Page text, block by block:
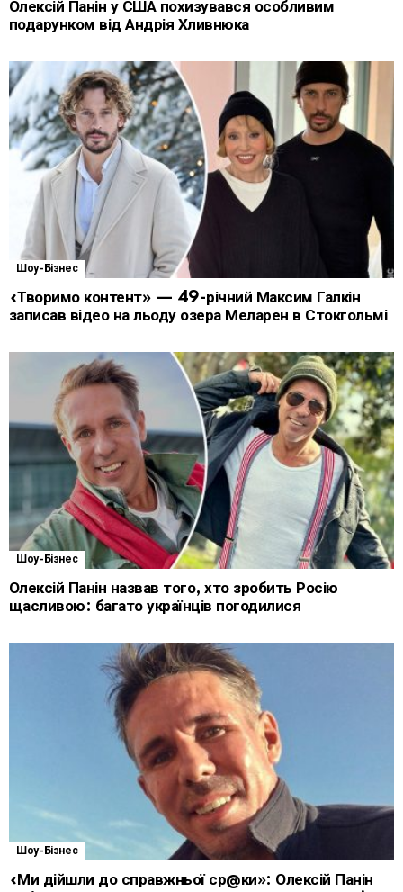
Олексій Панін у США похизувався особливим
подарунком від Андрія Хливнюка
Шоу-Бізнес
«Творимо контент» — 49-річний Максим Галкін
записав відео на льоду озера Меларен в Стокгольмі
Шоу-Бізнес
Олексій Панін назвав того, хто зробить Росію
щасливою: багато українців погодилися
Шоу-Бізнес
«Ми дійшли до справжньої ср@ки»: Олексій Панін